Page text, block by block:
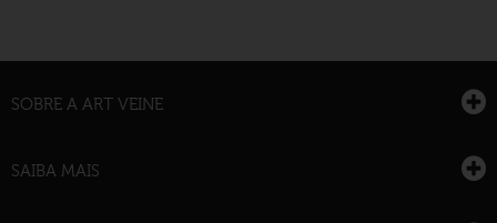
SOBRE A ART VEINE
SAIBA MAIS